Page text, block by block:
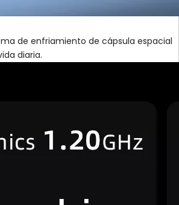
de enfriamiento de cápsula espacial
diaria.